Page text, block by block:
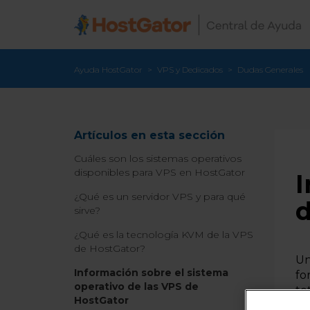
Ayuda HostGator VPS y Dedicados Dudas Generales
Artículos en esta sección
Cuáles son los sistemas operativos
disponibles para VPS en HostGator
¿Qué es un servidor VPS y para qué
sirve?
¿Qué es la tecnología KVM de la VPS
de HostGator?
Información sobre el sistema
operativo de las VPS de
HostGator